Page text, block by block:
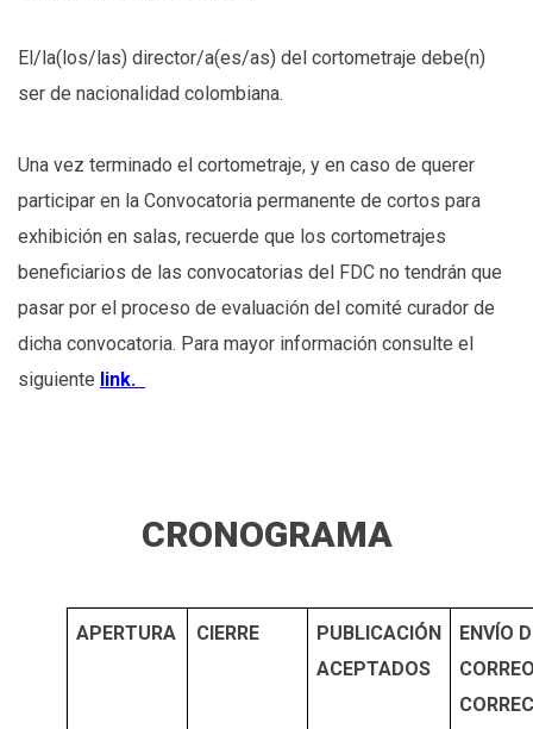
El/la(los/las) director/a(es/as) del cortometraje debe(n)
ser de nacionalidad colombiana.
Una vez terminado el cortometraje, y en caso de querer
participar en la Convocatoria permanente de cortos para
exhibición en salas, recuerde que los cortometrajes
beneficiarios de las convocatorias del FDC no tendrán que
pasar por el proceso de evaluación del comité curador de
dicha convocatoria. Para mayor información consulte el
siguiente link.
CRONOGRAMA
APERTURA CIERRE
PUBLICACIÓN
ACEPTADOS
ENVÍO